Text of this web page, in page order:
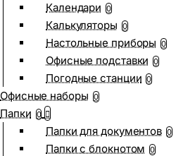
Календари 0
Калькуляторы 0
Настольные приборы 0
Офисные подставки 0
Погодные станции 0
Офисные наборы 0
Папки 0
Папки для документов 0
Папки с блокнотом 0